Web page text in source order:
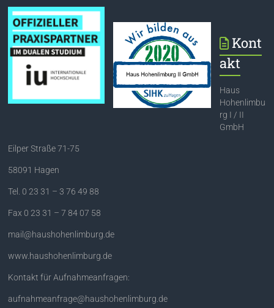
Kont
akt
Haus
Hohenlimbu
rg I / II
GmbH
Eilper Straße 71-75
58091 Hagen
Tel. 0 23 31 – 3 76 49 88
Fax 0 23 31 – 7 84 07 58
mail@haushohenlimburg.de
www.haushohenlimburg.de
Kontakt für Aufnahmeanfragen:
aufnahmeanfrage@haushohenlimburg.de